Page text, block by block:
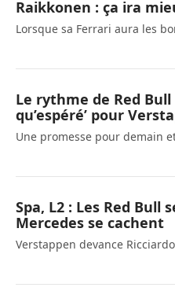
Raikkonen : ça ira
Lorsque sa Ferrari aura les
Le rythme de Red
qu’espéré’ pour
Une promesse pour demain
Spa, L2 : Les Red Bull
Mercedes se cachent
Verstappen devance